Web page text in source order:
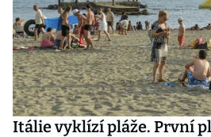
Itálie vyklízí pláže. První